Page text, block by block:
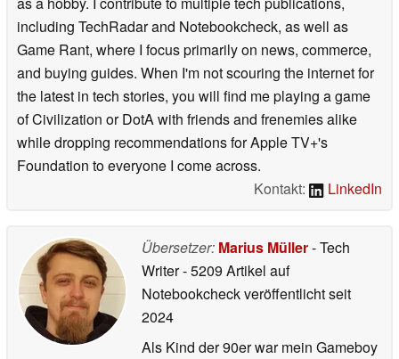
including TechRadar and Notebookcheck, as well as
Game Rant, where I focus primarily on news, commerce,
and buying guides. When I'm not scouring the internet for
the latest in tech stories, you will find me playing a game
of Civilization or DotA with friends and frenemies alike
while dropping recommendations for Apple TV+'s
Foundation to everyone I come across.
Kontakt:
LinkedIn
Übersetzer: Marius Müller- Tech
Writer- 5209 Artikel auf
Notebookcheck veröffentlichtseit
2024
Als Kind der 90er war mein Gameboy